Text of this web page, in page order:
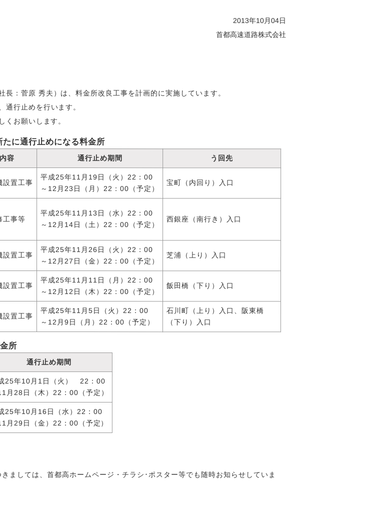
2013年10月04日
首都高速道路株式会社
：菅原 秀夫）は、料金所改良工事を計画的に実施しています。
通行止めを行います。
くお願いします。
たに通行止めになる料金所
容 通行止め期間 う回先
設置工事
平成25年11月19日（火）22：00
～12月23日（月）22：00（予定）
宝町（内回り）入口
工事等
平成25年11月13日（水）22：00
～12月14日（土）22：00（予定）
西銀座（南行き）入口
設置工事
平成25年11月26日（火）22：00
～12月27日（金）22：00（予定）
芝浦（上り）入口
設置工事
平成25年11月11日（月）22：00
～12月12日（木）22：00（予定）
飯田橋（下り）入口
設置工事
平成25年11月5日（火）22：00
～12月9日（月）22：00（予定）
石川町（上り）入口、阪東橋
（下り）入口
所
通行止め期間
25年10月1日（火） 22：00
月28日（木）22：00（予定）
25年10月16日（水）22：00
月29日（金）22：00（予定）
ましては、首都高ホームページ・チラシ･ポスター等でも随時お知らせしていま